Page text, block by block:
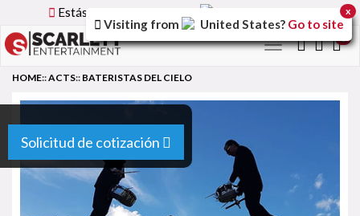
Estás utilizando la versión
Toggle
Solicitud de cotización
HOME::ACTS:: BATERISTAS DEL CIELO
Visiting from United States? Go to site
x